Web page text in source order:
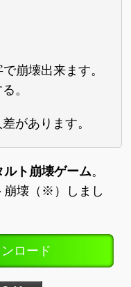
崩壊出来ます。
。
があります。
ルト崩壊ゲーム。
崩壊（※）しまし
ロード